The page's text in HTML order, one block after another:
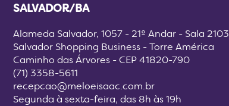
SALVADOR/BA
Alameda Salvador, 1057 - 21º Andar - Sala 2103
Salvador Shopping Business - Torre América
Caminho das Árvores - CEP 41820-790
(71) 3358-5611
recepcao@meloeisaac.com.br
Segunda à sexta-feira, das 8h às 19h